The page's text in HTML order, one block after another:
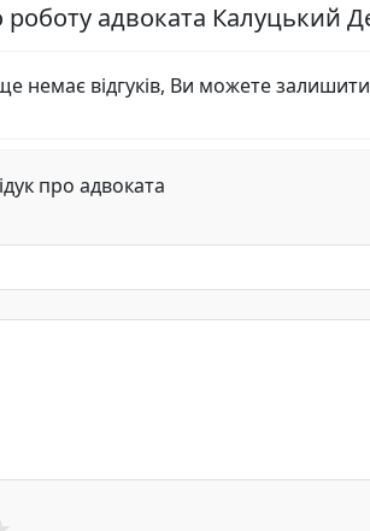
роботу адвоката Калуцький
немає відгуків, Ви можете
про адвоката